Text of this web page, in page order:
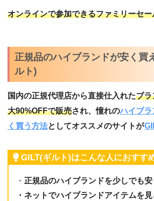
オンラインで参加できるファミリーセー
正規品のハイブランドが安く買
ルト)
国内の正規代理店から直接仕入れたブラ
大90%OFFで販売され、憧れのハイブラ
く買う方法としてオススメのサイトが
GILT(ギルト)はこんな人におすす
・ 正規品のハイブランドを少しでも
・ネットでハイブランドアイテムを